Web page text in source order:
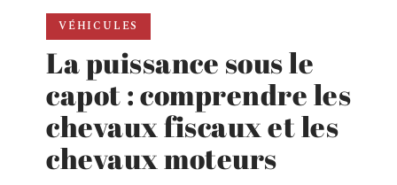
VÉHICULES
La puissance sous le
capot : comprendre les
chevaux fiscaux et les
chevaux moteurs